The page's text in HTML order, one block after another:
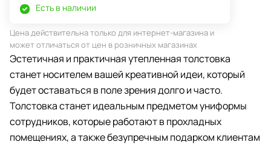
Есть в наличии
Цена действительна только для интернет-магазина и
может отличаться от цен в розничных магазинах
Эстетичная и практичная утепленная толстовка
станет носителем вашей креативной идеи, который
будет оставаться в поле зрения долго и часто.
Толстовка станет идеальным предметом униформы
сотрудников, которые работают в прохладных
помещениях, а также безупречным подарком клиентам